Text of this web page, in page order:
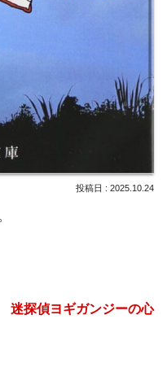
2025.10.24
迷探偵ヨギガンジーの心